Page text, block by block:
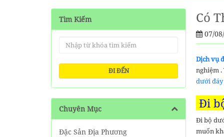
Tìm Kiếm
ĐI ĐẾN
Chuyên Mục
Đặc Sản Địa Phương
Có
07/
Dịch vụ
nghiệm
dưới
Đi
Đi bộ
muốn